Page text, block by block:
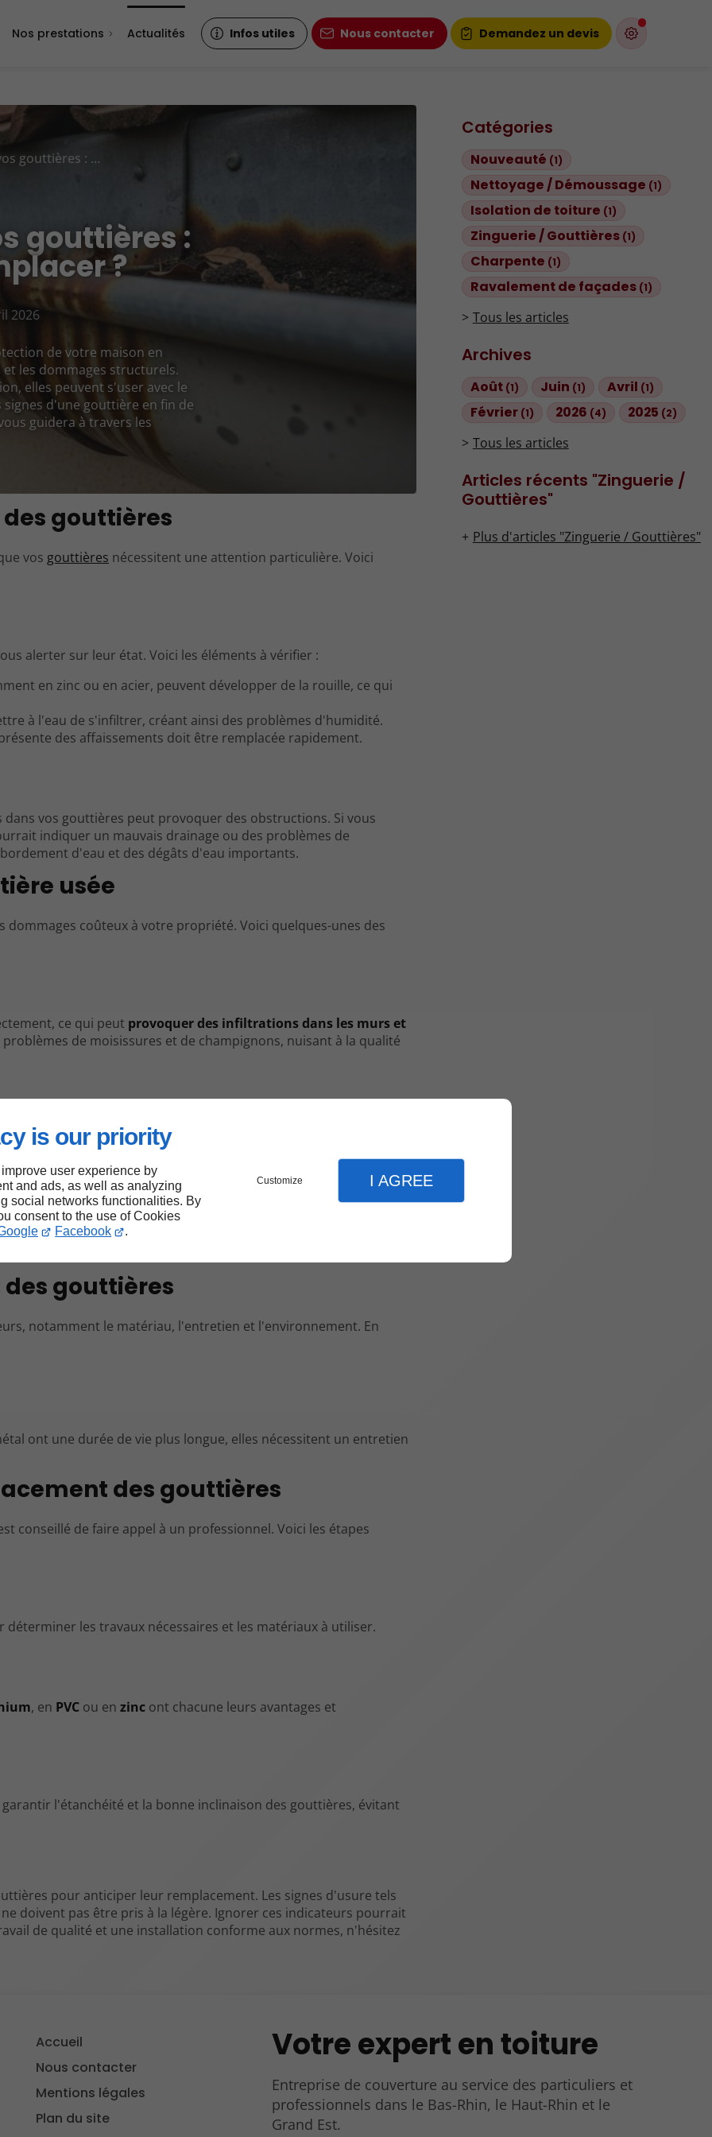
is our priority
user experience by
and ads, as well as analyzing
social networks functionalities. By
consent to the use of Cookies
Facebook .
Customize I AGREE
Nos prestations Actualités Infos utiles Nous contacter Demandez un devis
Catégories
Nouveauté (1)
Nettoyage / Démoussage (1)
Isolation de toiture (1)
Zinguerie / Gouttières (1)
Charpente (1)
Ravalement de façades (1)
Tous les articles
Archives
Août (1) Juin (1) Avril (1)
Février (1) 2026 (4) 2025 (2)
Tous les articles
Articles récents "Zinguerie /
Gouttières"
Plus d'articles "Zinguerie / Gouttières"
Signes d'usure de vos gouttières : quand faut-il les remplacer ?
gouttières :
?
2026
de votre maison en
les dommages structurels.
elles peuvent s'user avec le
d'une gouttière en fin de
guidera à travers les
gouttières
vos gouttières nécessitent une attention particulière. Voici
alerter sur leur état. Voici les éléments à vérifier :
en zinc ou en acier, peuvent développer de la rouille, ce qui
à l'eau de s'infiltrer, créant ainsi des problèmes d'humidité.
des affaissements doit être remplacée rapidement.
vos gouttières peut provoquer des obstructions. Si vous
indiquer un mauvais drainage ou des problèmes de
d'eau et des dégâts d'eau importants.
usée
coûteux à votre propriété. Voici quelques-unes des
ce qui peut provoquer des infiltrations dans les murs et
de moisissures et de champignons, nuisant à la qualité
fissures, voire des affaissements. Cela peut compromettre la
générale de votre habitation. Des gouttières rouillées ou fissurées
gouttières
notamment le matériau, l'entretien et l'environnement. En
ont une durée de vie plus longue, elles nécessitent un entretien
des gouttières
conseillé de faire appel à un professionnel. Voici les étapes
les travaux nécessaires et les matériaux à utiliser.
, en PVC ou en zinc ont chacune leurs avantages et
l'étanchéité et la bonne inclinaison des gouttières, évitant
pour anticiper leur remplacement. Les signes d'usure tels
doivent pas être pris à la légère. Ignorer ces indicateurs pourrait
de qualité et une installation conforme aux normes, n'hésitez
Accueil
Nous contacter
Mentions légales
Plan du site
Votre expert en toiture
Entreprise de couverture au service des particuliers et
professionnels dans le Bas-Rhin, le Haut-Rhin et le
Grand Est.